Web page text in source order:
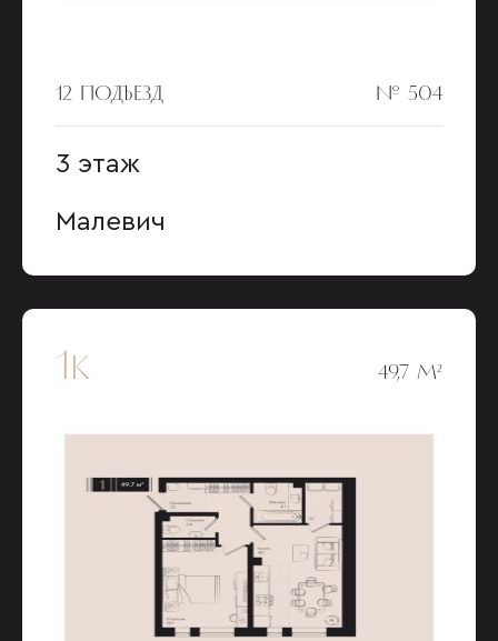
12 ПОДЪЕЗД № 504
3 этаж
Малевич
1к 49,7 М²